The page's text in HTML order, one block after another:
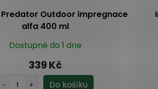
Predator Outdoor impregnace
alfa 400 ml
Dostupné do 1 dne
339 Kč